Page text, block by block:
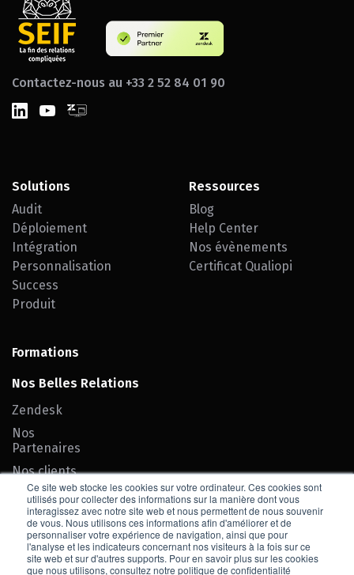
Ce site web stocke les cookies sur votre ordinateur. Ces cookies sont
utilisés pour collecter des informations sur la manière dont vous
interagissez avec notre site web et nous permettent de nous souvenir
de vous. Nous utilisons ces informations afin d'améliorer et de
personnaliser votre expérience de navigation, ainsi que pour
l'analyse et les indicateurs concernant nos visiteurs à la fois sur ce
site web et sur d'autres supports. Pour en savoir plus sur les cookies
que nous utilisons, consultez notre politique de confidentialité
Contactez-nous au +33 2 52 84 01 90
Solutions
Audit
Déploiement
Intégration
Personnalisation
Success
Produit
Formations
Nos Belles Relations
Zendesk
Nos
Partenaires
Nos clients
Team SEIF
Contact
Nous rejoindre
Ressources
Blog
Help Center
Nos évènements
Certificat Qualiopi